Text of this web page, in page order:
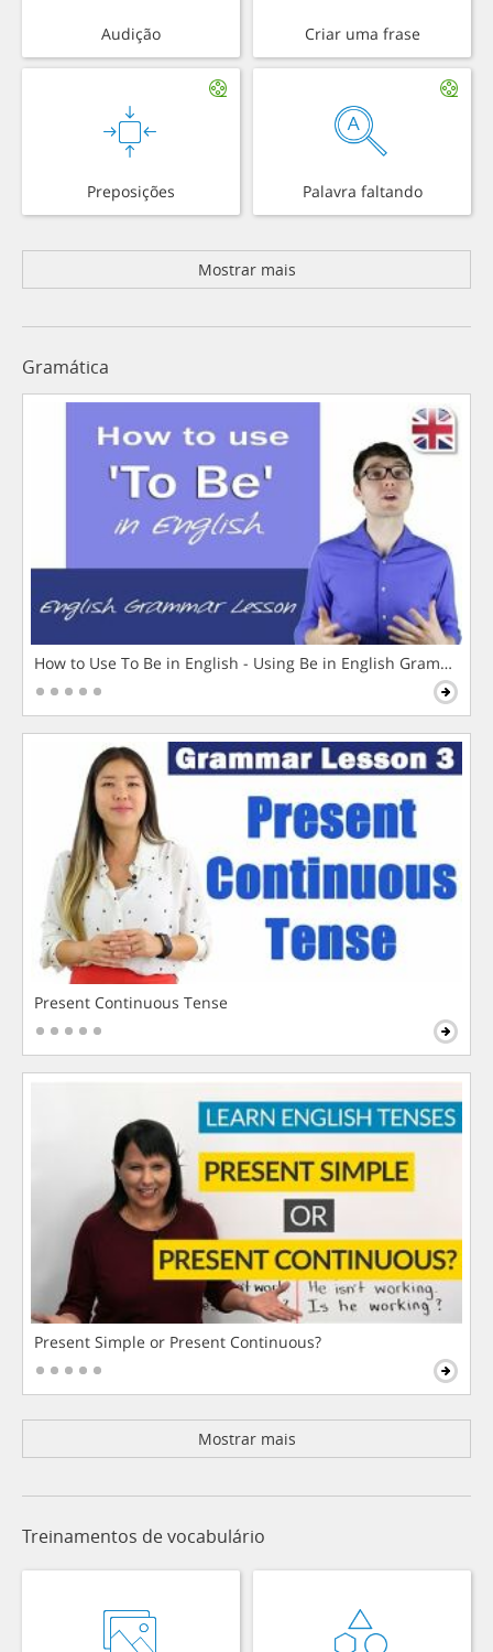
Audição Criar uma frase
Preposições Palavra faltando
Mostrar mais
Gramática
How to Use To Be in English - Using Be in English Grammar
Present Continuous Tense
Present Simple or Present Continuous?
Mostrar mais
Treinamentos de vocabulário